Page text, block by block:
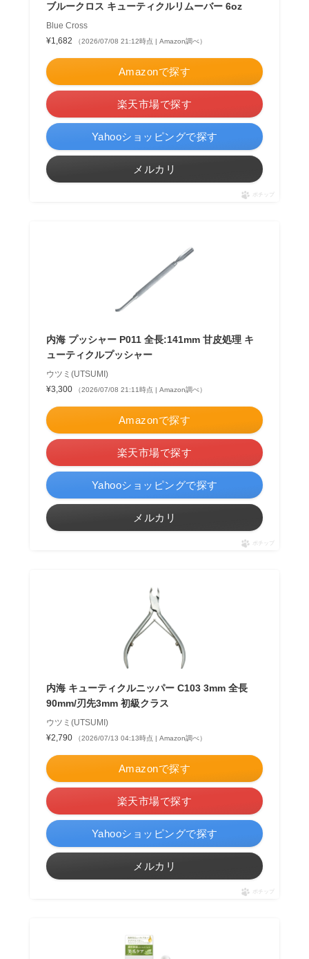
ブルークロス キューティクルリムーバー 6oz
Blue Cross
¥1,682
（2026/07/08 21:12時点 | Amazon調べ）
Amazonで探す
楽天市場で探す
Yahooショッピングで探す
メルカリ
ポチップ
内海 プッシャー P011 全長:141mm 甘皮処理 キ
ューティクルプッシャー
ウツミ(UTSUMI)
¥3,300
（2026/07/08 21:11時点 | Amazon調べ）
Amazonで探す
楽天市場で探す
Yahooショッピングで探す
メルカリ
ポチップ
内海 キューティクルニッパー C103 3mm 全長
90mm/刃先3mm 初級クラス
ウツミ(UTSUMI)
¥2,790
（2026/07/13 04:13時点 | Amazon調べ）
Amazonで探す
楽天市場で探す
Yahooショッピングで探す
メルカリ
ポチップ